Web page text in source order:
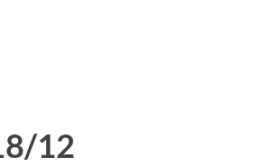
12